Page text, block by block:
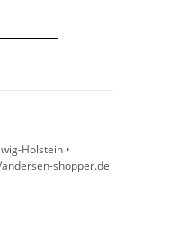
Holstein •
shopper.de